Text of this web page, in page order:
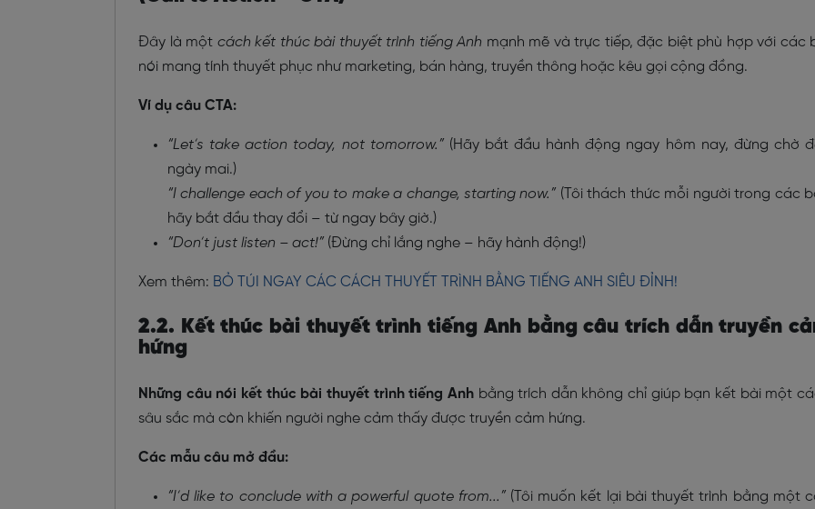
Đây là một cách kết thúc bài thuyết trình tiếng Anh mạnh mẽ và trực tiếp, đặc biệt phù hợp với các
nói mang tính thuyết phục như marketing, bán hàng, truyền thông hoặc kêu gọi cộng đồng.
Ví dụ câu CTA:
“Let’s take action today, not tomorrow.”(Hãy bắt đầu hành động ngay hôm nay, đừng chờ
ngày mai.)
“I challenge each of you to make a change, starting now.” (Tôi thách thức mỗi người trong các
hãy bắt đầu thay đổi – từ ngay bây giờ.)
“Don’t just listen – act!” (Đừng chỉ lắng nghe – hãy hành động!)
Xem thêm: BỎ TÚI NGAY CÁC CÁCH THUYẾT TRÌNH BẰNG TIẾNG ANH SIÊU ĐỈNH!
2.2. Kết thúc bài thuyết trình tiếng Anh bằng câu trích dẫn truyền
hứng
Những câu nói kết thúc bài thuyết trình tiếng Anhbằng trích dẫn không chỉ giúp bạn kết bài một
sâu sắc mà còn khiến người nghe cảm thấy được truyền cảm hứng.
Các mẫu câu mở đầu:
“I’d like to conclude with a powerful quote from...”(Tôi muốn kết lại bài thuyết trình bằng một